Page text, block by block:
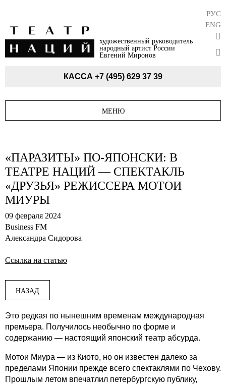
художественный руководитель
народный артист России
Евгений Миронов
РУС
ENG
КАССА +7 (495) 629 37 39
МЕНЮ
«ПАРАЗИТЫ» ПО-ЯПОНСКИ: В
ТЕАТРЕ НАЦИЙ — СПЕКТАКЛЬ
«ДРУЗЬЯ» РЕЖИССЕРА МОТОИ
МИУРЫ
09 февраля 2024
Business FM
Александра Сидорова
Ссылка на статью
НАЗАД
Это редкая по нынешним временам международная
премьера. Получилось необычно по форме и
содержанию — настоящий японский театр абсурда.
Мотои Миура — из Киото, но он известен далеко за
пределами Японии прежде всего спектаклями по Чехову.
Прошлым летом впечатлил петербургскую публику,